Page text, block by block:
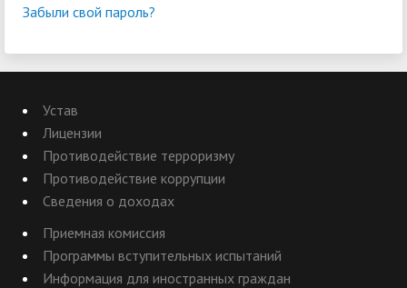
Забыли свой пароль?
Устав
Лицензии
Противодействие терроризму
Противодействие коррупции
Сведения о доходах
Приемная комиссия
Программы вступительных испытаний
Информация для иностранных граждан